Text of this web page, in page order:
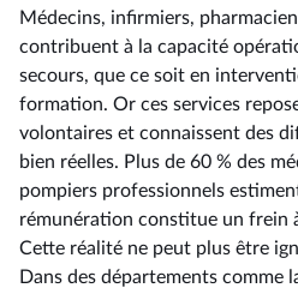
Médecins, infirmiers,
contribuent à la capacité
secours, que ce soit en
formation. Or ces services
volontaires et connaissent des
bien réelles. Plus de 60 % des
pompiers professionnels
rémunération constitue un frein
Cette réalité ne peut plus être
Dans des départements comme